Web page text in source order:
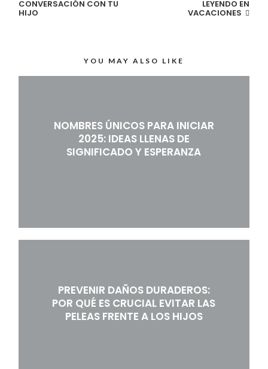
CONVERSACIÓN CON TU
HIJO
LEYENDO EN
VACACIONES
YOU MAY ALSO LIKE
NOMBRES ÚNICOS PARA INICIAR
2025: IDEAS LLENAS DE
SIGNIFICADO Y ESPERANZA
PREVENIR DAÑOS DURADEROS:
POR QUÉ ES CRUCIAL EVITAR LAS
PELEAS FRENTE A LOS HIJOS